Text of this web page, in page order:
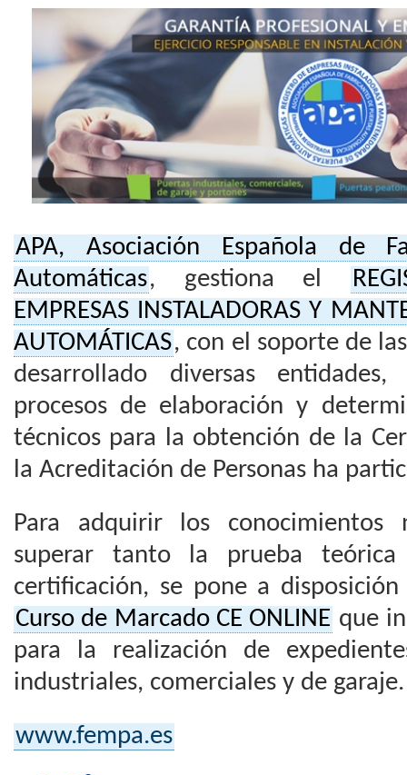
APA, Asociación Española de
Automáticas, gestiona el
EMPRESAS INSTALADORAS Y
AUTOMÁTICAS, con el soporte de
desarrollado diversas
procesos de elaboración y
técnicos para la obtención de la
la Acreditación de Personas ha
Para adquirir los conocimientos
superar tanto la prueba
certificación, se pone a
Curso de Marcado CE ONLINE que
para la realización de
industriales, comerciales y de garaje.
www.fempa.es